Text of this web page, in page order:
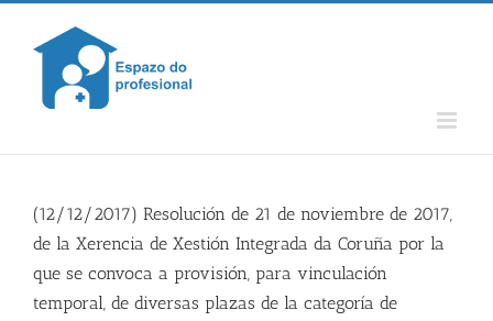
Skip
content
(12/12/2017) Resolución de 21 de noviembre de 2017,
de la Xerencia de Xestión Integrada da Coruña por la
que se convoca a provisión, para vinculación
temporal, de diversas plazas de la categoría de